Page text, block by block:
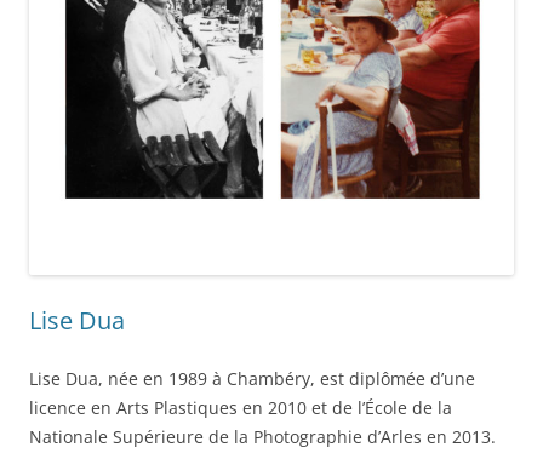
Lise Dua
Lise Dua, née en 1989 à Chambéry, est diplômée d’une
licence en Arts Plastiques en 2010 et de l’École de la
Nationale Supérieure de la Photographie d’Arles en 2013.